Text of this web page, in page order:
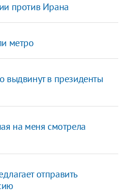
против Ирана
метро
выдвинут в президенты
на меня смотрела
отправить